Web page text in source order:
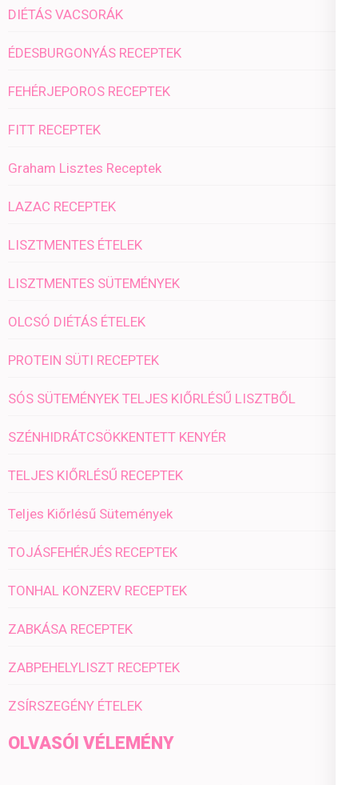
DIÉTÁS VACSORÁK
ÉDESBURGONYÁS RECEPTEK
FEHÉRJEPOROS RECEPTEK
FITT RECEPTEK
Graham Lisztes Receptek
LAZAC RECEPTEK
LISZTMENTES ÉTELEK
LISZTMENTES SÜTEMÉNYEK
OLCSÓ DIÉTÁS ÉTELEK
PROTEIN SÜTI RECEPTEK
SÓS SÜTEMÉNYEK TELJES KIŐRLÉSŰ LISZTBŐL
SZÉNHIDRÁTCSÖKKENTETT KENYÉR
TELJES KIŐRLÉSŰ RECEPTEK
Teljes Kiőrlésű Sütemények
TOJÁSFEHÉRJÉS RECEPTEK
TONHAL KONZERV RECEPTEK
ZABKÁSA RECEPTEK
ZABPEHELYLISZT RECEPTEK
ZSÍRSZEGÉNY ÉTELEK
OLVASÓI VÉLEMÉNY